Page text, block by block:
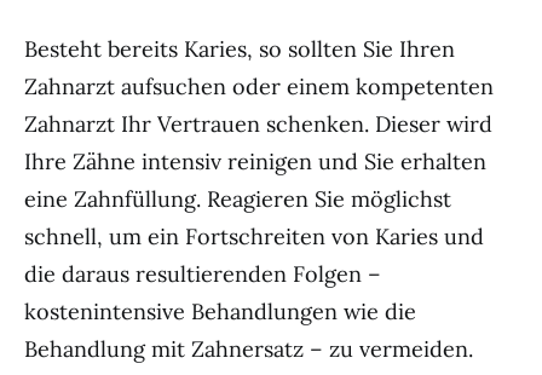
Besteht bereits Karies, so sollten Sie Ihren
Zahnarzt aufsuchen oder einem kompetenten
Zahnarzt Ihr Vertrauen schenken. Dieser wird
Ihre Zähne intensiv reinigen und Sie erhalten
eine Zahnfüllung. Reagieren Sie möglichst
schnell, um ein Fortschreiten von Karies und
die daraus resultierenden Folgen –
kostenintensive Behandlungen wie die
Behandlung mit Zahnersatz – zu vermeiden.